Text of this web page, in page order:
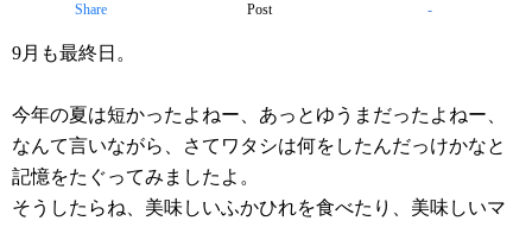
Share Post -
9月も最終日。
今年の夏は短かったよねー、あっとゆうまだったよねー、
なんて言いながら、さてワタシは何をしたんだっけかなと
記憶をたぐってみましたよ。
そうしたらね、美味しいふかひれを食べたり、美味しいマ